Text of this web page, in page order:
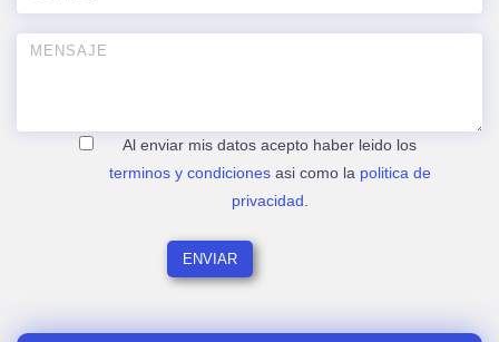
Al enviar mis datos acepto haber leido los
terminos y condicionesasi como la politica de
privacidad